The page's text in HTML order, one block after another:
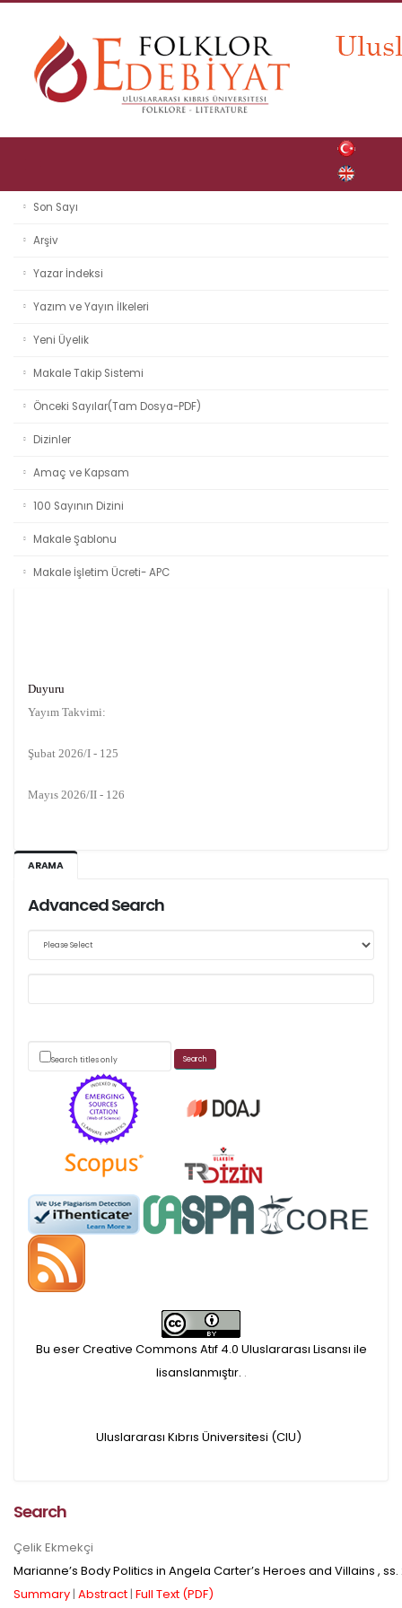
Son Sayı
Arşiv
Yazar İndeksi
Yazım ve Yayın İlkeleri
Yeni Üyelik
Makale Takip Sistemi
Önceki Sayılar(Tam Dosya-PDF)
Dizinler
Amaç ve Kapsam
100 Sayının Dizini
Makale Şablonu
Makale İşletim Ücreti- APC
Duyuru
Yayım Takvimi:
Şubat 2026/I - 125
Mayıs 2026/II - 126
Kasım 2026/IV - 128
üzerinden yürütülmektedir.
Scimago's grade
APC ödemesi
Öndenetimden geçen
makaleler için, 100 Avro
Makale İşletim Ücreti (APC)
makaleler için yazarlara
APC bilgi mesajı
ARAMA
Advanced Search
Search titles only
Bu eser Creative Commons Atıf 4.0 Uluslararası Lisansı ile
lisanslanmıştır. .
Uluslararası Kıbrıs Üniversitesi (CIU)
Search
Çelik Ekmekçi
Marianne’s Body Politics in Angela Carter’s Heroes and Villains , ss.
Summary| Abstract| Full Text (PDF)